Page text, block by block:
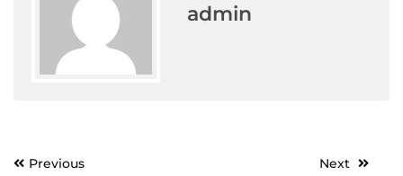
admin
PostPrevious Next